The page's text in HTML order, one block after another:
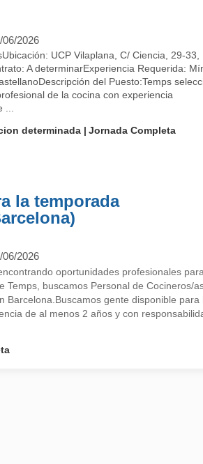
06/2026
UCP Vilaplana, C/ Ciencia, 29-33,
A determinarExperiencia Requerida:
del Puesto:Temps
de la cocina con experiencia
determinada
Jornada Completa
la temporada
06/2026
oportunidades profesionales
Temps, buscamos Personal de Cocineros/
Barcelona.Buscamos gente disponible para
de al menos 2 años y con